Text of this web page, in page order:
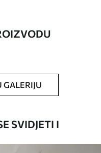
premaz od laka i/ili ljepilo
tapete mogu se čistiti
GALERIJU
SVIDJETI I